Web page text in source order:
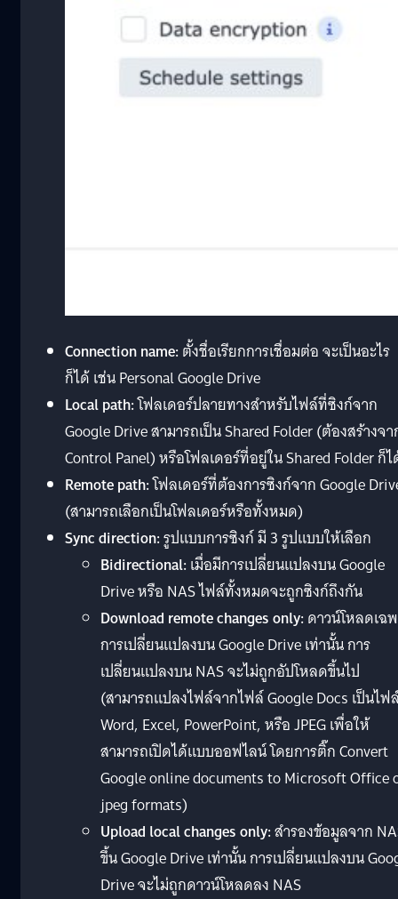
Connection name:ตั้งชื่อเรียกการเชื่อมต่อ จะเป็นอะไร
ก็ได้ เช่น Personal Google Drive
Local path:โฟลเดอร์ปลายทางสำหรับไฟล์ที่ซิงก์จาก
Google Drive สามารถเป็น Shared Folder (ต้องสร้างจ
Control Panel) หรือโฟลเดอร์ที่อยู่ใน Shared Folder ก็
Remote path:โฟลเดอร์ที่ต้องการซิงก์จาก Google
(สามารถเลือกเป็นโฟลเดอร์หรือทั้งหมด)
Sync direction:รูปแบบการซิงก์ มี 3 รูปแบบให้เลือก
Bidirectional:เมื่อมีการเปลี่ยนแปลงบน Google
Drive หรือ NAS ไฟล์ทั้งหมดจะถูกซิงก์ถึงกัน
Download remote changes only:ดาวน์โหลดเฉ
การเปลี่ยนแปลงบน Google Drive เท่านั้น การ
เปลี่ยนแปลงบน NAS จะไม่ถูกอัปโหลดขึ้นไป
(สามารถแปลงไฟล์จากไฟล์ Google Docs เป็นไฟ
Word, Excel, PowerPoint, หรือ JPEG เพื่อให้
สามารถเปิดได้แบบออฟไลน์ โดยการติ๊ก Convert
Google online documents to Microsoft Office
jpeg formats)
Upload local changes only:สำรองข้อมูลจาก
ขึ้น Google Drive เท่านั้น การเปลี่ยนแปลงบน
Drive จะไม่ถูกดาวน์โหลดลง NAS